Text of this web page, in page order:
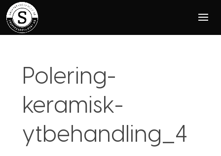
Polering-
keramisk-
ytbehandling_4